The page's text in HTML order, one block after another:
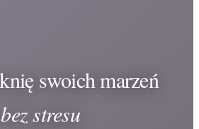
swoich marzeń
bez stresu